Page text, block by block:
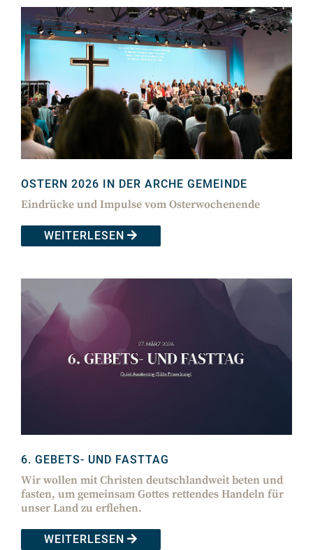
OSTERN 2026 IN DER ARCHE GEMEINDE
Eindrücke und Impulse vom Osterwochenende
WEITERLESEN
6. GEBETS- UND FASTTAG
Wir wollen mit Christen deutschlandweit beten und
fasten, um gemeinsam Gottes rettendes Handeln für
unser Land zu erflehen.
WEITERLESEN